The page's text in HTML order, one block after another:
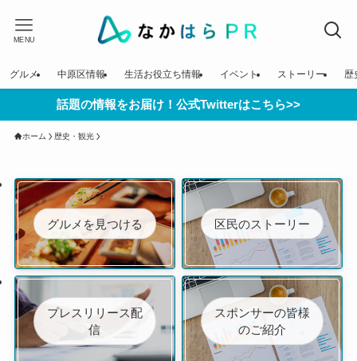
MENU
グルメ 中原区情報 生活お役立ち情報 イベント ストーリー 歴
話題の情報をお届け！公式Twitterはこちら>>
ホーム 歴史・観光
グルメを見つける 区民のストーリー
プレスリリース配
信
スポンサーの皆様
のご紹介